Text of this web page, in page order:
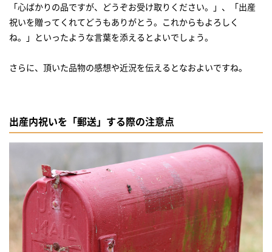
「心ばかりの品ですが、どうぞお受け取りください。」、「出産
祝いを贈ってくれてどうもありがとう。これからもよろしく
ね。」といったような言葉を添えるとよいでしょう。
さらに、頂いた品物の感想や近況を伝えるとなおよいですね。
出産内祝いを「郵送」する際の注意点